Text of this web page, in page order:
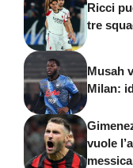
Ricci
tre
Musah
Milan:
vuole